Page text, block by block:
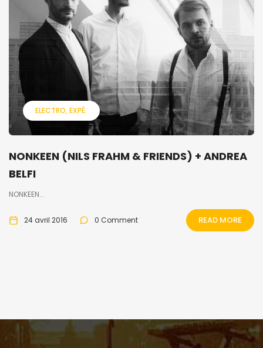
ELECTRO EXPÉ.
NONKEEN (NILS FRAHM & FRIENDS) + ANDREA
BELFI
NONKEEN...
24 avril 2016 0 Comment READ MORE